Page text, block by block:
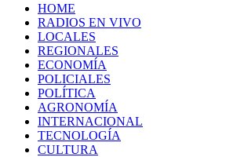
HOME
RADIOS EN VIVO
LOCALES
REGIONALES
ECONOMÍA
POLICIALES
POLÍTICA
AGRONOMÍA
INTERNACIONAL
TECNOLOGÍA
CULTURA